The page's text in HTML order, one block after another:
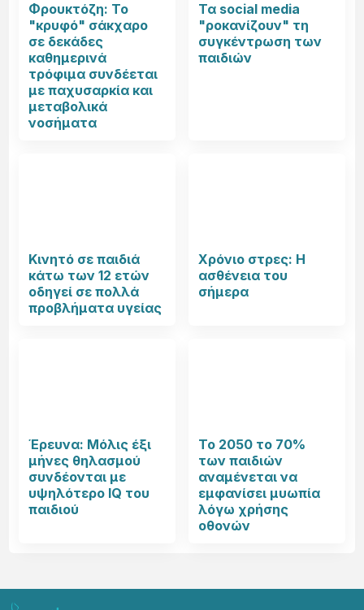
Φρουκτόζη: Το
"κρυφό" σάκχαρο
σε δεκάδες
καθημερινά
τρόφιμα συνδέεται
με παχυσαρκία και
μεταβολικά
νοσήματα
Τα social media
"ροκανίζουν" τη
συγκέντρωση των
παιδιών
Κινητό σε παιδιά
κάτω των 12 ετών
οδηγεί σε πολλά
προβλήματα υγείας
Χρόνιο στρες: Η
ασθένεια του
σήμερα
Έρευνα: Μόλις έξι
μήνες θηλασμού
συνδέονται με
υψηλότερο IQ του
παιδιού
Το 2050 το 70%
των παιδιών
αναμένεται να
εμφανίσει μυωπία
λόγω χρήσης
οθονών